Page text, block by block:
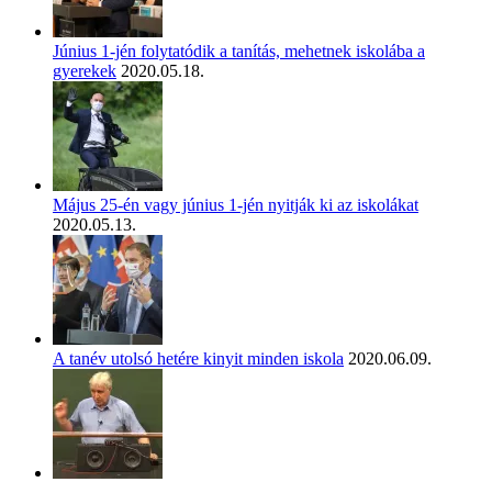
Június 1-jén folytatódik a tanítás, mehetnek iskolába a
gyerekek 2020.05.18.
Május 25-én vagy június 1-jén nyitják ki az iskolákat
2020.05.13.
A tanév utolsó hetére kinyit minden iskola 2020.06.09.